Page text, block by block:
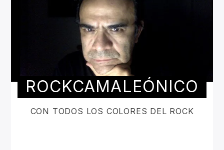
ROCKCAMALEÓNICO
CON TODOS LOS COLORES DEL ROCK